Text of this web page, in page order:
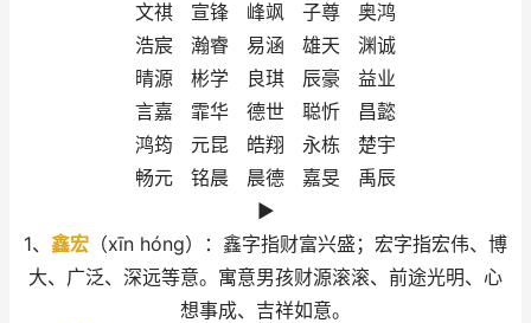
文祺 宣锋 峰飒 子尊 奥鸿
浩宸 瀚睿 易涵 雄天 渊诚
晴源 彬学 良琪 辰豪 益业
言嘉 霏华 德世 聪忻 昌懿
鸿筠 元昆 皓翔 永栋 楚宇
畅元 铭晨 晨德 嘉旻 禹辰
►
1、 鑫宏 （xīn hóng）：鑫字指财富兴盛；宏字指宏伟、博
大、广泛、深远等意。寓意男孩财源滚滚、前途光明、心
想事成、吉祥如意。